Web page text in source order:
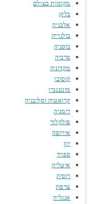
מקומות בעולם
בלקן
אלבניה
בולגריה
בוסניה
סרביה
מקדוניה
קוסובו
מונטנגרו
קרואטיה וסלובניה
רומניה
פולקלור
אירופה
ספרד
איטליה
רוסיה
צרפת
אנגליה